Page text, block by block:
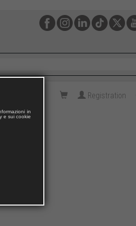
Registration
in
e sui cookie